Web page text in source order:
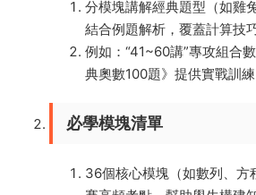
分模塊講解經典題型（如雞
結合例題解析，覆蓋計算技
例如：“41~60講”專攻組合
典奧數100題》提供實戰訓練
必學模塊清單
36個核心模塊（如數列、方